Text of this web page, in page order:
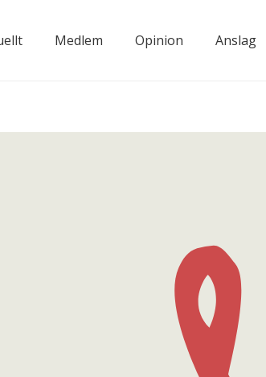
Medlem Opinion Anslag